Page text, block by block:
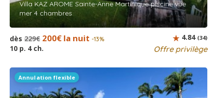
Villa KAZ AROME Sainte-Anne Martinique piscine vue
mer 4 chambres
dès 229€ 200€ la nuit -13%
10 p. 4 ch. Offre privilège
4.84 (34)
Annulation flexible